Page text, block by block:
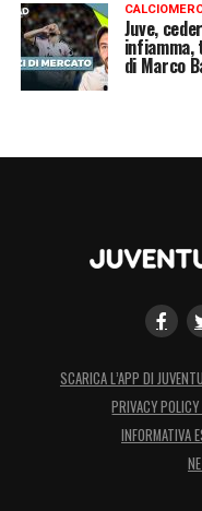
Juve,
infiamma,
di Marco
SCARICA L’APP DI
PRIVACY
INFORMATIVA